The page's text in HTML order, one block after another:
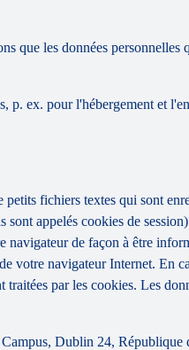
que les données
ex. pour l'hébergement et
fichiers textes qui sont
appelés cookies de
de façon à être
votre navigateur Internet. En
par les cookies. Les
Dublin 24, République